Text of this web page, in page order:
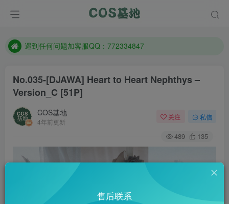
防失联：百度搜索《一七天佳》，实时查看最新站点。
遇到任何问题加客服QQ：772334847
No.035-[DJAWA] Heart to Heart Nephthys –
Version_C [51P]
COS基地
4年前更新
关注 私信
489 135
售后联系